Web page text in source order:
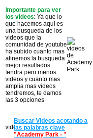
Importante para ver
los videos: Ya que lo
que hacemos aqui es
una busqueda de los
videos que la
comunidad de youtube
ha subido cuanto mas
afinemos la busqueda
mejor resultados
tendra pero menos
videos y cuanto mas
amplia mas videos
tendremos, te damos
las 3 opciones
Buscar Videos acotando a
las palabras clave
"Academy Park - "